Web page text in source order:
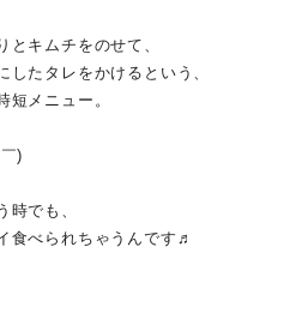
とキムチをのせて、
したタレをかけるという、
短メニュー。
)
時でも、
食べられちゃうんです♬